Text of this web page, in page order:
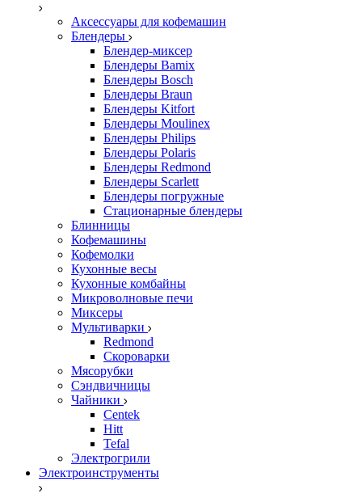
Аксессуары для кофемашин
Блендеры
Блендер-миксер
Блендеры Bamix
Блендеры Bosch
Блендеры Braun
Блендеры Kitfort
Блендеры Moulinex
Блендеры Philips
Блендеры Polaris
Блендеры Redmond
Блендеры Scarlett
Блендеры погружные
Стационарные блендеры
Блинницы
Кофемашины
Кофемолки
Кухонные весы
Кухонные комбайны
Микроволновые печи
Миксеры
Мультиварки
Redmond
Скороварки
Мясорубки
Сэндвичницы
Чайники
Centek
Hitt
Tefal
Электрогрили
Электроинструменты